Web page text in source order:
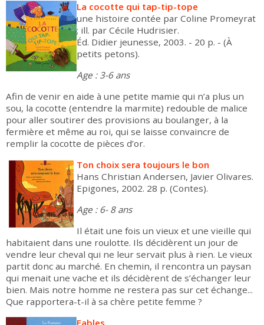
La cocotte qui tap-tip-tope
une histoire contée par Coline Promeyrat
; ill. par Cécile Hudrisier.
Éd. Didier jeunesse, 2003. - 20 p. - (À
petits petons).
Age : 3-6 ans
Afin de venir en aide à une petite mamie qui n’a plus un
sou, la cocotte (entendre la marmite) redouble de malice
pour aller soutirer des provisions au boulanger, à la
fermière et même au roi, qui se laisse convaincre de
remplir la cocotte de pièces d’or.
Ton choix sera toujours le bon
Hans Christian Andersen, Javier Olivares.
Epigones, 2002. 28 p. (Contes).
Age : 6- 8 ans
Il était une fois un vieux et une vieille qui
habitaient dans une roulotte. Ils décidèrent un jour de
vendre leur cheval qui ne leur servait plus à rien. Le vieux
partit donc au marché. En chemin, il rencontra un paysan
qui menait une vache et ils décidèrent de s’échanger leur
bien. Mais notre homme ne restera pas sur cet échange...
Que rapportera-t-il à sa chère petite femme ?